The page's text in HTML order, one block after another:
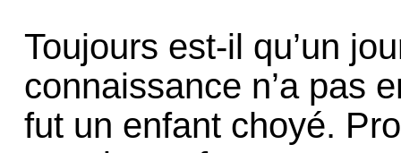
Toujours est-il qu’un
connaissance n’a pas
fut un enfant choyé.